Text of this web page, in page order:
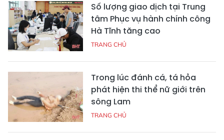
Số lượng giao dịch tại Trung
tâm Phục vụ hành chính công
Hà Tĩnh tăng cao
TRANG CHỦ
Trong lúc đánh cá, tá hỏa
phát hiện thi thể nữ giới trên
sông Lam
TRANG CHỦ